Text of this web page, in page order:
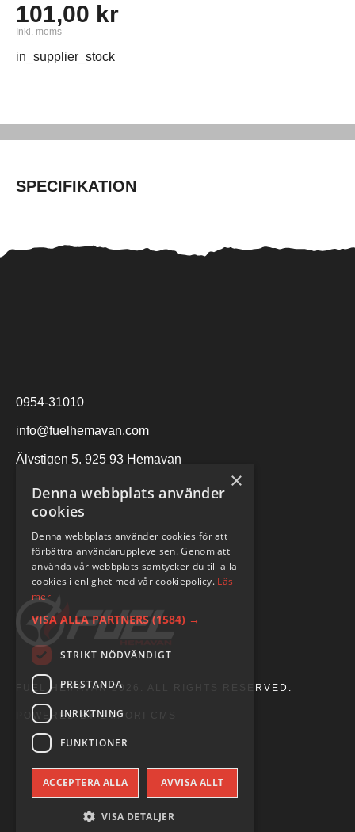
101,00 kr
Inkl. moms
in_supplier_stock
SPECIFIKATION
0954-31010
info@fuelhemavan.com
Älvstigen 5, 925 93 Hemavan
FUEL HEMAVAN 2026. ALL RIGHTS RESERVED.
POWERED BY EMPORI CMS
×
Denna webbplats använder
cookies
Denna webbplats använder cookies för att
förbättra användarupplevelsen. Genom att
använda vår webbplats samtycker du till alla
cookies i enlighet med vår cookiepolicy. Läs
mer
VISA ALLA PARTNERS (1584) →
STRIKT NÖDVÄNDIGT
PRESTANDA
INRIKTNING
FUNKTIONER
ACCEPTERA ALLA AVVISA ALLT
VISA DETALJER